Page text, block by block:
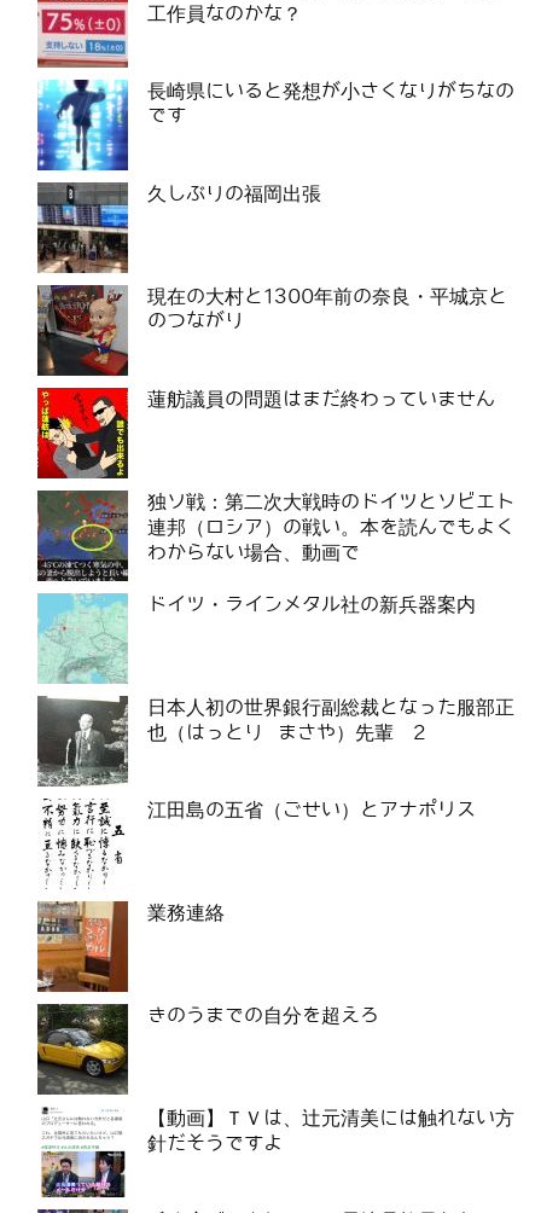
工作員なのかな？
長崎県にいると発想が小さくなりがちなの
です
久しぶりの福岡出張
現在の大村と1300年前の奈良・平城京と
のつながり
蓮舫議員の問題はまだ終わっていません
独ソ戦：第二次大戦時のドイツとソビエト
連邦（ロシア）の戦い。本を読んでもよく
わからない場合、動画で
ドイツ・ラインメタル社の新兵器案内
日本人初の世界銀行副総裁となった服部正
也（はっとり まさや）先輩 2
江田島の五省（ごせい）とアナポリス
業務連絡
きのうまでの自分を超えろ
【動画】ＴＶは、辻元清美には触れない方
針だそうですよ